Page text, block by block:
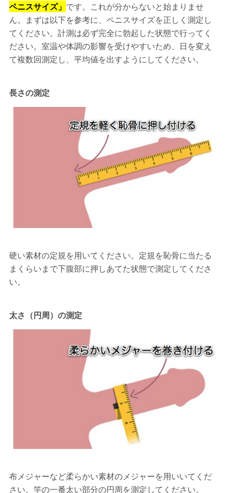
ペニスサイズ」 です。これが分からないと始まりませ
ん。まずは以下を参考に、ペニスサイズを正しく測定し
てください。計測は必ず完全に勃起した状態で行ってく
ださい。室温や体調の影響を受けやすいため、日を変え
て複数回測定し、平均値を出すようにしてください。
長さの測定
硬い素材の定規を用いてください。定規を恥骨に当たる
まくらいまで下腹部に押しあてた状態で測定してくださ
い。
太さ（円周）の測定
布メジャーなど柔らかい素材のメジャーを用いいてくだ
さい。竿の一番太い部分の円周を測定してください。